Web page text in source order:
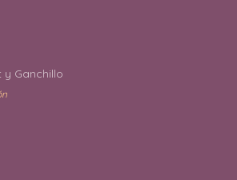
y Ganchillo